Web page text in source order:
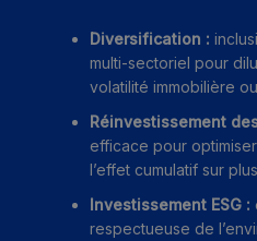
Diversification :
multi-sectoriel pour
volatilité immobilière
Réinvestissement
efficace pour
l’effet cumulatif sur
Investissement ESG :
respectueuse de